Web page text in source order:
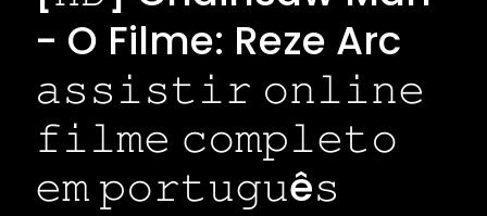
- O Filme: Reze Arc
𝚊𝚜𝚜𝚒𝚜𝚝𝚒𝚛 𝚘𝚗𝚕𝚒𝚗𝚎
𝚏𝚒𝚕𝚖𝚎 𝚌𝚘𝚖𝚙𝚕𝚎𝚝𝚘
𝚎𝚖 𝚙𝚘𝚛𝚝𝚞𝚐𝚞ê𝚜